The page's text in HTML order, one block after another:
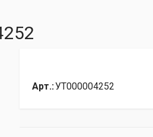
Арт.:УТ000004252